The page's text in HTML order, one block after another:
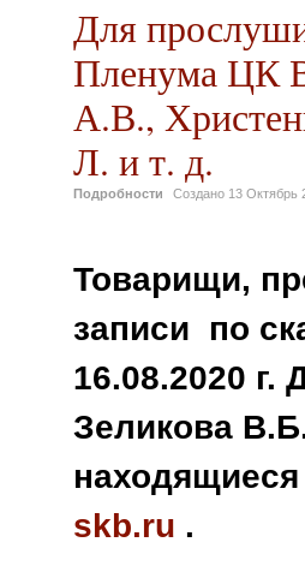
Для
Пленума ЦК
А.В.,
Л. и т. д.
Подробности Создано 13 Октябрь
Товарищи,
записи по
16.08.2020
Зеликова
skb.ru .